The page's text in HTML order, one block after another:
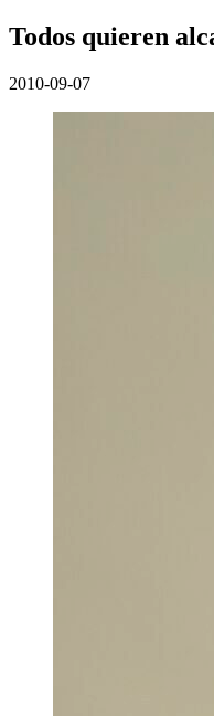
Todos quieren
2010-09-07